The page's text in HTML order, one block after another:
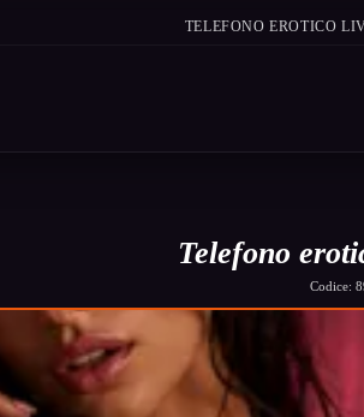
TELEFONO EROTICO
Telefono
Codice: